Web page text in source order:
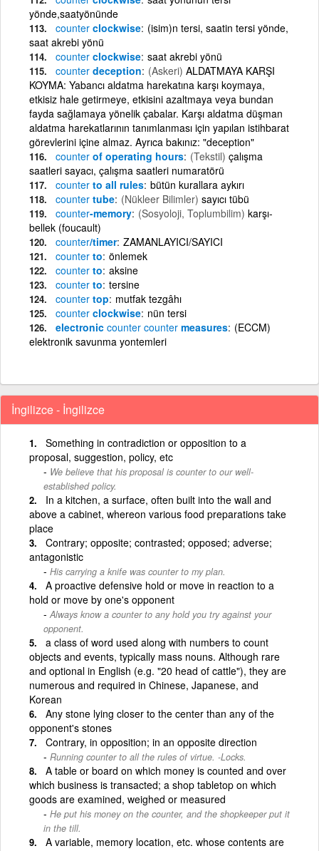
yönde,saatyönünde
counter clockwise (isim)n tersi, saatin tersi yönde,
saat akrebi yönü
counter clockwise saat akrebi yönü
counter deception (Askeri) ALDATMAYA KARŞI
KOYMA: Yabancı aldatma harekatına karşı koymaya,
etkisiz hale getirmeye, etkisini azaltmaya veya bundan
fayda sağlamaya yönelik çabalar. Karşı aldatma düşman
aldatma harekatlarının tanımlanması için yapılan istihbarat
görevlerini içine almaz. Ayrıca bakınız: "deception"
counter of operating hours (Tekstil) çalışma
saatleri sayacı, çalışma saatleri numaratörü
counter to all rules bütün kurallara aykırı
counter tube (Nükleer Bilimler) sayıcı tübü
counter-memory (Sosyoloji, Toplumbilim) karşı-
bellek (foucault)
counter/timer ZAMANLAYICI/SAYICI
counter to önlemek
counter to aksine
counter to tersine
counter top mutfak tezgâhı
counter clockwise nün tersi
electronic counter counter measures (ECCM)
elektronik savunma yontemleri
İngilizce - İngilizce
Something in contradiction or opposition to a
proposal, suggestion, policy, etc
We believe that his proposal is counter to our well-
established policy.
In a kitchen, a surface, often built into the wall and
above a cabinet, whereon various food preparations take
place
Contrary; opposite; contrasted; opposed; adverse;
antagonistic
His carrying a knife was counter to my plan.
A proactive defensive hold or move in reaction to a
hold or move by one's opponent
Always know a counter to any hold you try against your
opponent.
a class of word used along with numbers to count
objects and events, typically mass nouns. Although rare
and optional in English (e.g. "20 head of cattle"), they are
numerous and required in Chinese, Japanese, and
Korean
Any stone lying closer to the center than any of the
opponent's stones
Contrary, in opposition; in an opposite direction
Running counter to all the rules of virtue. -Locks.
A table or board on which money is counted and over
which business is transacted; a shop tabletop on which
goods are examined, weighed or measured
He put his money on the counter, and the shopkeeper put it
in the till.
A variable, memory location, etc. whose contents are